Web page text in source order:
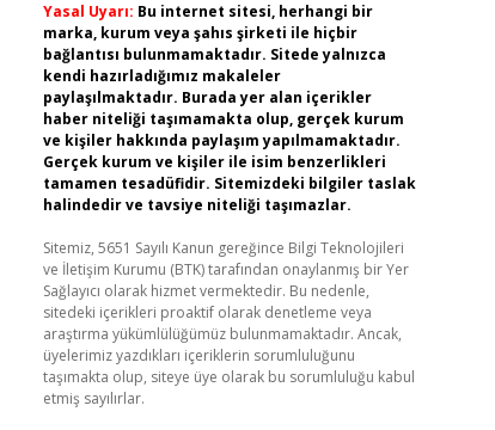
Yasal Uyarı: Bu internet sitesi, herhangi bir
marka, kurum veya şahıs şirketi ile hiçbir
bağlantısı bulunmamaktadır. Sitede yalnızca
kendi hazırladığımız makaleler
paylaşılmaktadır. Burada yer alan içerikler
haber niteliği taşımamakta olup, gerçek kurum
ve kişiler hakkında paylaşım yapılmamaktadır.
Gerçek kurum ve kişiler ile isim benzerlikleri
tamamen tesadüfidir. Sitemizdeki bilgiler taslak
halindedir ve tavsiye niteliği taşımazlar.
Sitemiz, 5651 Sayılı Kanun gereğince Bilgi Teknolojileri
ve İletişim Kurumu (BTK) tarafından onaylanmış bir Yer
Sağlayıcı olarak hizmet vermektedir. Bu nedenle,
sitedeki içerikleri proaktif olarak denetleme veya
araştırma yükümlülüğümüz bulunmamaktadır. Ancak,
üyelerimiz yazdıkları içeriklerin sorumluluğunu
taşımakta olup, siteye üye olarak bu sorumluluğu kabul
etmiş sayılırlar.